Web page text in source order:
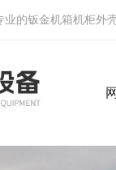
的钣金机箱机柜外